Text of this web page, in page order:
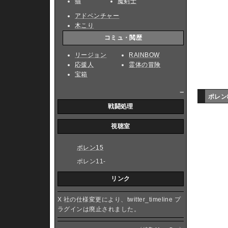
ポレ
アドベンチャー
木こり
コミュ・閲歴
リージョン
応援人
宝箱
RAINBOW
霊体の冒険
戦闘処理
視聴室
ポレン15
ポレン11-
リンク
X 社の仕様変更により、twitter_timeline プ
ラグインは廃止されました。